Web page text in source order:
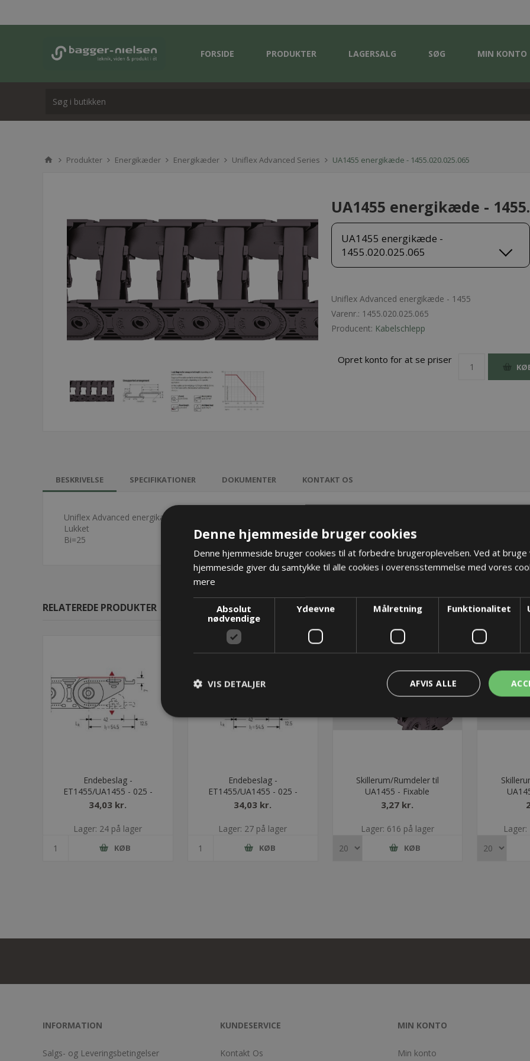
FORSIDE PRODUKTER LAGERSALG SØG MIN KONTO
Produkter Energikæder Energikæder Uniflex Advanced Series UA1455 energikæde - 1455.020.025.065
UA1455 energikæde -
UA1455 energikæde -
1455.020.025.065
Uniflex Advanced energikæde - 1455
Varenr.: 1455.020.025.065
Producent: Kabelschlepp
Opret konto for at se priser
BESKRIVELSE SPECIFIKATIONER DOKUMENTER KONTAKT OS
Uniflex Advanced energikæde - 1455
Lukket
Bi=25
RELATEREDE PRODUKTER
Endebeslag -
ET1455/UA1455 - 025 -
FIXABLE POINT inkl.
34,03 kr.
Lager: 24 på lager
KØB
Endebeslag -
ET1455/UA1455 - 025 -
MOVABLE POINT inkl.
34,03 kr.
Lager: 27 på lager
KØB
Skillerum/Rumdeler til
UA1455 - Fixable
3,27 kr.
Lager: 616 på lager
KØB
INFORMATION
Salgs- og Leveringsbetingelser
KUNDESERVICE
Kontakt Os
MIN KONTO
Min konto
Denne hjemmeside bruger cookies
Denne hjemmeside bruger cookies til at forbedre brugeroplevelsen. Ved at
hjemmeside giver du samtykke til alle cookies i overensstemmelse med vores
mere
Absolut
nødvendige
Ydeevne Målretning Funktionalitet
AFVIS ALLE
VIS DETALJER